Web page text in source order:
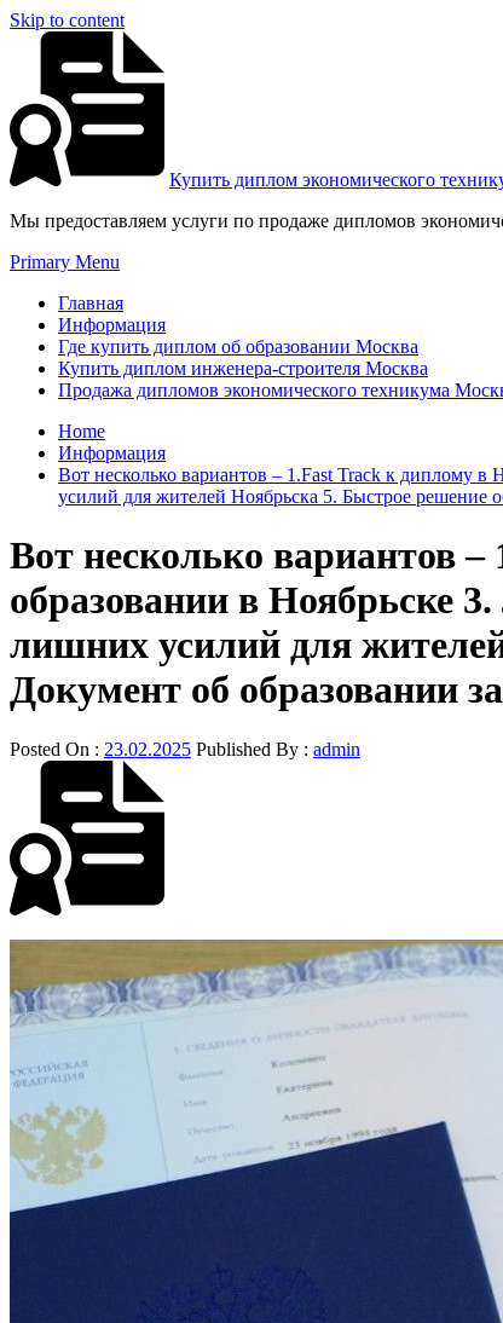
Skip to content
Купить диплом экономического
Мы предоставляем услуги по продаже дипломов
Primary Menu
Главная
Информация
Где купить диплом об образовании Москва
Купить диплом инженера-строителя Москва
Продажа дипломов экономического техникума
Home
Информация
Вот несколько вариантов – 1.Fast Track к диплому
усилий для жителей Ноябрьска 5. Быстрое решение
Вот несколько вариантов
образовании в Ноябрьске
лишних усилий для
Документ об образовании
Posted On : 23.02.2025 Published By : admin